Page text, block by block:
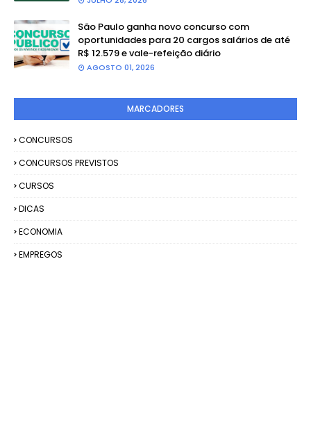
São Paulo ganha novo concurso com
oportunidades para 20 cargos salários de até
R$ 12.579 e vale-refeição diário
AGOSTO 01, 2026
MARCADORES
CONCURSOS
CONCURSOS PREVISTOS
CURSOS
DICAS
ECONOMIA
EMPREGOS